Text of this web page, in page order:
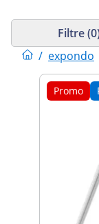
/ expondo
Filtre
Promo